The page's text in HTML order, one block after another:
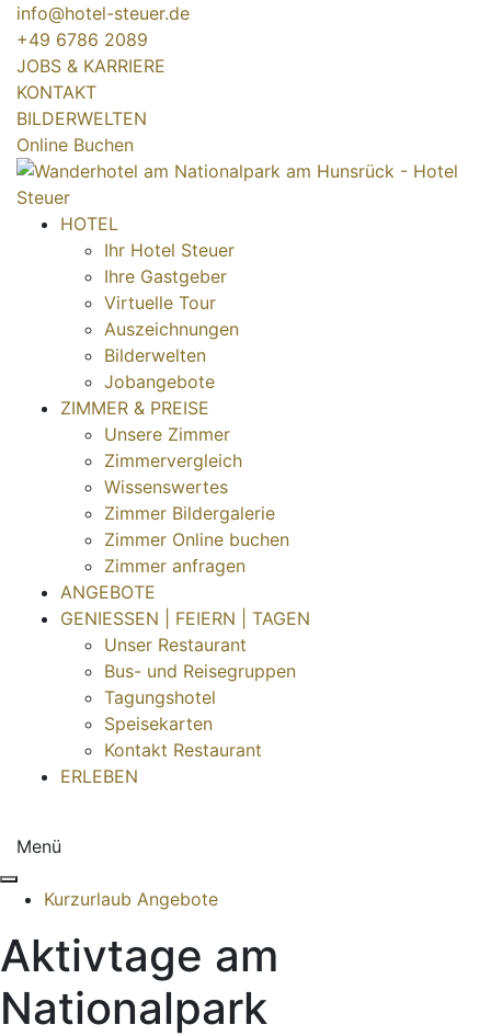
info@hotel-steuer.de
+49 6786 2089
JOBS & KARRIERE
KONTAKT
BILDERWELTEN
Online Buchen
HOTEL
Ihr Hotel Steuer
Ihre Gastgeber
Virtuelle Tour
Auszeichnungen
Bilderwelten
Jobangebote
ZIMMER & PREISE
Unsere Zimmer
Zimmervergleich
Wissenswertes
Zimmer Bildergalerie
Zimmer Online buchen
Zimmer anfragen
ANGEBOTE
GENIESSEN | FEIERN | TAGEN
Unser Restaurant
Bus- und Reisegruppen
Tagungshotel
Speisekarten
Kontakt Restaurant
ERLEBEN
Menü
Kurzurlaub Angebote
Aktivtage am
Nationalpark